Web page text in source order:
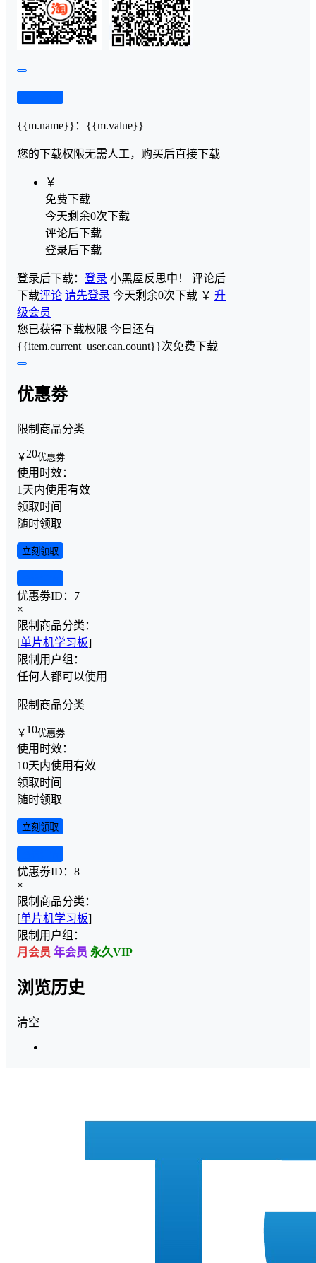
{{m.name}} ： {{m.value}}
您的下载权限无需人工，购买后直接下载
￥
免费下载
今天剩余0次下载
评论后下载
登录后下载
登录后下载： 登录 小黑屋反思中！ 评论后
下载评论 请先登录 今天剩余0次下载 ￥ 升
级会员
您已获得下载权限 今日还有
{{item.current_user.can.count}}次免费下载
优惠劵
限制商品分类
￥ 20优惠劵
使用时效：
1天内使用有效
领取时间
随时领取
立刻领取
优惠劵ID： 7
×
限制商品分类：
[单片机学习板]
限制用户组：
任何人都可以使用
限制商品分类
￥ 10优惠劵
使用时效：
10天内使用有效
领取时间
随时领取
立刻领取
优惠劵ID： 8
×
限制商品分类：
[单片机学习板]
限制用户组：
月会员 年会员 永久VIP
浏览历史
清空